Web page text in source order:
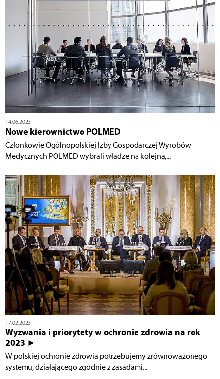
14.06.2023
Nowe kierownictwo POLMED
Członkowie Ogólnopolskiej Izby Gospodarczej Wyrobów
Medycznych POLMED wybrali władze na kolejną,...
17.02.2023
Wyzwania i priorytety w ochronie zdrowia na rok
2023 ►
W polskiej ochronie zdrowia potrzebujemy zrównoważonego
systemu, działającego zgodnie z zasadami...